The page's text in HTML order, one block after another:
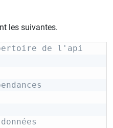
les suivantes.
de l'api